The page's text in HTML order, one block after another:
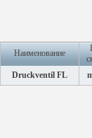
Наименование
Druckventil FL